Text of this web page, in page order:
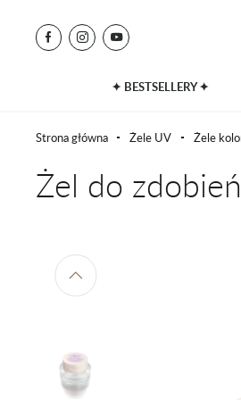
✦ BESTSELLERY ✦
Strona główna Żele UV Żele
Żel do